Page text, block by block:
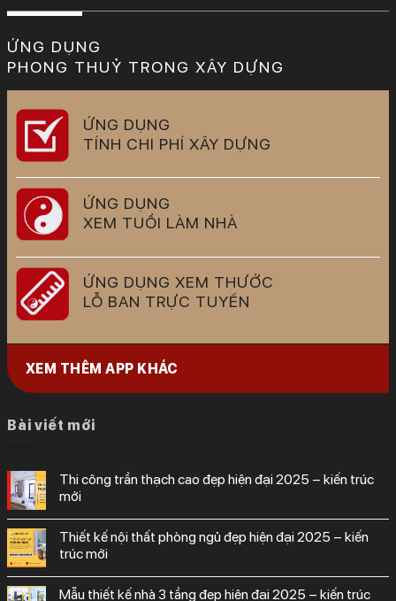
ỨNG DỤNG
PHONG THUỶ TRONG XÂY DỰNG
ỨNG DỤNG
TÍNH CHI PHÍ XÂY DỰNG
ỨNG DỤNG
XEM TUỔI LÀM NHÀ
ỨNG DỤNG XEM THƯỚC
LỖ BAN TRỰC TUYẾN
XEM THÊM APP KHÁC
Bài viết mới
thi công trần thạch cao đẹp hiện đại 2025 – kiến trúc
mới
thiết kế nội thất phòng ngủ đẹp hiện đại 2025 – kiến
trúc mới
mẫu thiết kế nhà 3 tầng đẹp hiện đại 2025 – kiến trúc